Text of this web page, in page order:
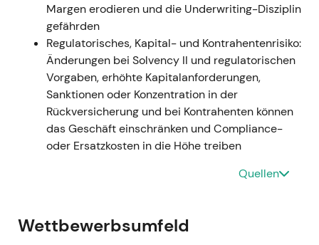
2023 — IFRS-Umstellung,
Prognoseanhebungen und
Ergebnisüberraschung
Ereignis:Rechnungslegung ab Januar 2023
nach IFRS 9 / IFRS 17; starke operative
Ergebnisse (vorläufiges Q1-Ergebnis ~1,3 Mrd.
€), solide Q3-Performance, die eine Anhebung
der Jahresprognose ermöglichte (von ~4,0 auf
4,5 Mrd. €); Jahresergebnis 2023: 4,597 Mrd.
€; der Vorstand schlug eine höhere Dividende
[26] [29],[23], [25]
Einschätzung: Die Marktwahrnehmung wurde
Margen erodieren und die Underwriting-Disziplin
gefährden
Regulatorisches, Kapital- und Kontrahentenrisiko:
Änderungen bei Solvency II und regulatorischen
Vorgaben, erhöhte Kapitalanforderungen,
Sanktionen oder Konzentration in der
Rückversicherung und bei Kontrahenten können
das Geschäft einschränken und Compliance-
oder Ersatzkosten in die Höhe treiben
Quellen
Wettbewerbsumfeld